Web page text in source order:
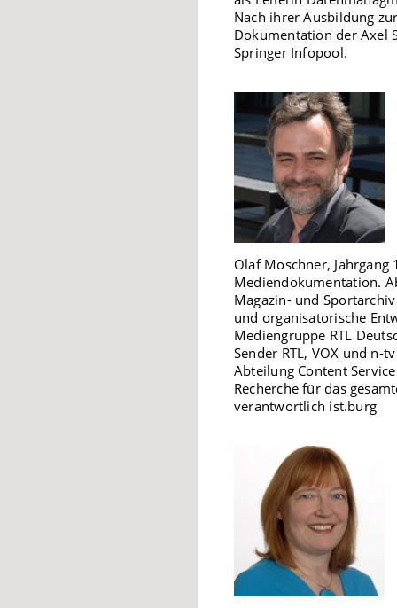
Nach ihrer Ausbildung
Dokumentation der Axel
Springer Infopool.
Olaf Moschner,
Mediendokumentation.
Magazin- und
und organisatorische
Mediengruppe RTL
Sender RTL, VOX und
Abteilung Content
Recherche für das
verantwortlich ist.burg